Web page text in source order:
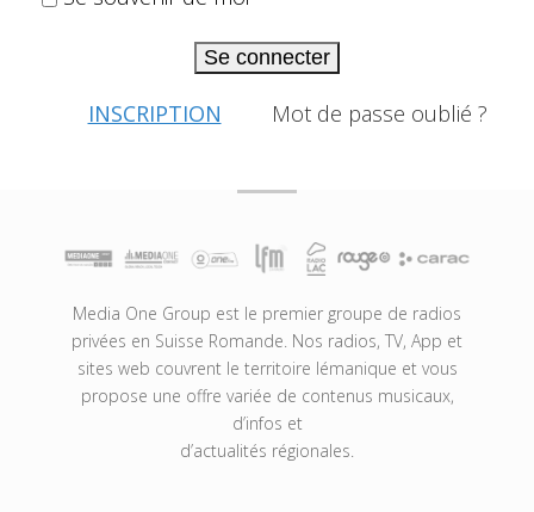
Se connecter
INSCRIPTION Mot de passe oublié ?
Media One Group est le premier groupe de radios
privées en Suisse Romande. Nos radios, TV, App et
sites web couvrent le territoire lémanique et vous
propose une offre variée de contenus musicaux,
d’infos et
d’actualités régionales.